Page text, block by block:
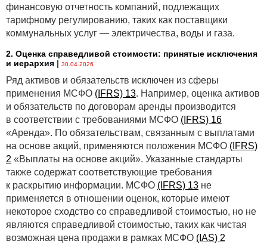
финансовую отчетность компаний, подлежащих
тарифному регулированию, таких как поставщики
коммунальных услуг — электричества, воды и газа.
2. Оценка справедливой стоимости: принятые исключения
и иерархия | 30.04.2026
Ряд активов и обязательств исключен из сферы
применения МСФО (IFRS) 13. Например, оценка активов
и обязательств по договорам аренды производится
в соответствии с требованиями МСФО (IFRS) 16
«Аренда». По обязательствам, связанным с выплатами
на основе акций, применяются положения МСФО (IFRS)
2 «Выплаты на основе акций». Указанные стандарты
также содержат соответствующие требования
к раскрытию информации. МСФО (IFRS) 13 не
применяется в отношении оценок, которые имеют
некоторое сходство со справедливой стоимостью, но не
являются справедливой стоимостью, таких как чистая
возможная цена продажи в рамках МСФО (IAS) 2